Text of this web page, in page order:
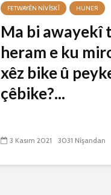
FETWAYÊN NIVÎSKÎ HUNER
Ma bi awayekî
heram e ku
xêz bike û
çêbike?...
3 Kasım 2021 3031 Nîşandan